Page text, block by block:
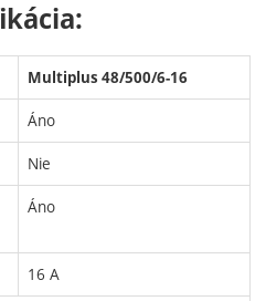
Multiplus 48/500/6-16
Áno
Nie
Áno
16 A